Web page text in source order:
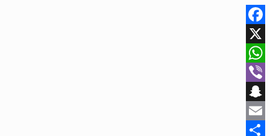
Facebook
X
WhatsApp
Viber
Snapchat
Email